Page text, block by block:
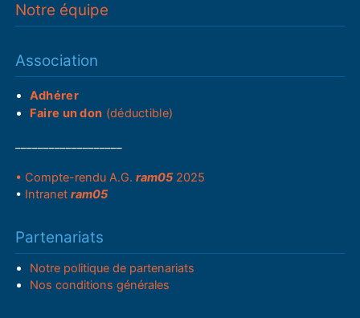
Notre équipe
Association
Adhérer
Faire un don (déductible)
• Compte-rendu A.G.ram05 2025
• Intranetram05
Partenariats
Notre politique de partenariats
Nos conditions générales